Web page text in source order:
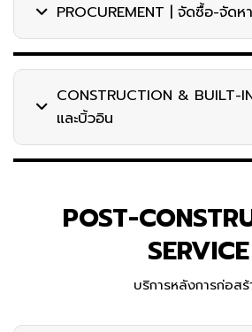
PROCUREMENT | จัดซื้อ-จัดหา
CONSTRUCTION & BUILT-
และบิ้วอิน
POST-
SERVICE
บริการหลังการก่อสร้